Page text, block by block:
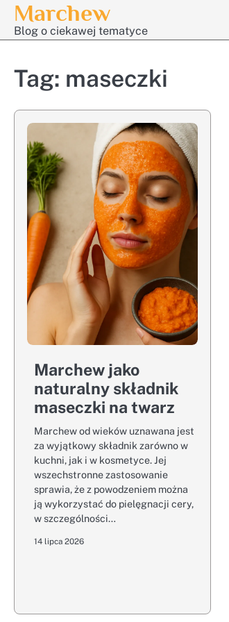
Skip
content
Marchew
Blog o ciekawej tematyce
Tag: maseczki
Marchew jako
naturalny składnik
maseczki na twarz
Marchew od wieków uznawana jest
za wyjątkowy składnik zarówno w
kuchni, jak i w kosmetyce. Jej
wszechstronne zastosowanie
sprawia, że z powodzeniem można
ją wykorzystać do pielęgnacji cery,
w szczególności…
14 lipca 2026